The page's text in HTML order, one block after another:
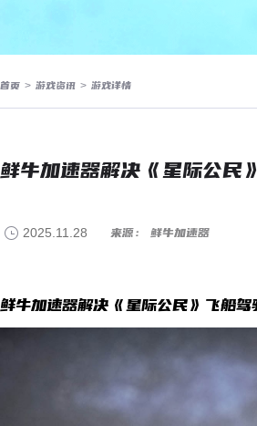
首页 > 游戏资讯 > 游戏详情
鲜牛加速器解决《星际公民
2025.11.28 来源： 鲜牛加速器
鲜牛加速器解决《星际公民》飞船驾